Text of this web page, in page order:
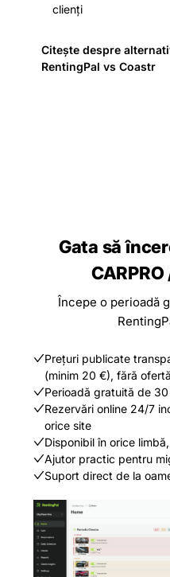
clienți
Citește despre
RentingPal vs Coastr
Gata să
Începe o perioadă
Prețuri publicate
(minim 20 €), fără
Perioadă gratuită de
Rezervări online 24/7
orice site
Disponibil în orice
Ajutor practic pentru
Suport direct de la